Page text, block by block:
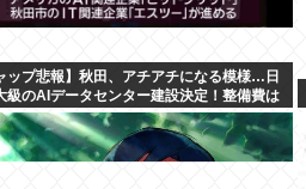
ップ悲報】秋田、アチアチになる模様…日
級のAIデータセンター建設決定！整備費は